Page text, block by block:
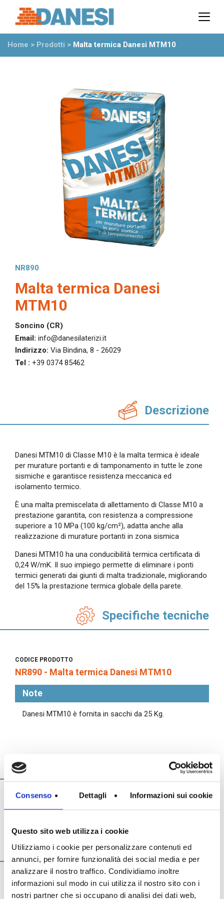
Consenso Dettagli Informazioni sui cookie
Questo sito web utilizza i cookie
Utilizziamo i cookie per personalizzare contenuti ed
annunci, per fornire funzionalità dei social media e per
analizzare il nostro traffico. Condividiamo inoltre
informazioni sul modo in cui utilizza il nostro sito con i
nostri partner che si occupano di analisi dei dati web,
Il gruppo
Partner
Rete commerciale
Ufficio Tecnico
News
Eventi
Mostre
Rassegna stampa
Video
Novità dall’azienda
In evidenza
Normablok Più High Performance
Normablok Più Taglio Termico
Normablok Più S40 MA ricostruzione post sisma
Referenze
QuantiMattoni
Home > Prodotti > Malta termica Danesi MTM10
NR890
Malta termica Danesi
MTM10
Soncino (CR)
Email: info@danesilaterizi.it
Indirizzo: Via Bindina, 8 - 26029
Tel : +39 0374 85462
Descrizione
Danesi MTM10 di Classe M10 è la malta termica è ideale
per murature portanti e di tamponamento in tutte le zone
sismiche e garantisce resistenza meccanica ed
isolamento termico.
È una malta premiscelata di allettamento di Classe M10 a
prestazione garantita, con resistenza a compressione
superiore a 10 MPa (100 kg/cm²), adatta anche alla
realizzazione di murature portanti in zona sismica
Danesi MTM10 ha una conducibilità termica certificata di
0,24 W/mK. Il suo impiego permette di eliminare i ponti
termici generati dai giunti di malta tradizionale, migliorando
del 15% la prestazione termica globale della parete.
Specifiche tecniche
CODICE PRODOTTO
NR890 - Malta termica Danesi MTM10
Note
Danesi MTM10 è fornita in sacchi da 25 Kg.
Download
Voci di capitolato
Malta termica Danesi MTM10